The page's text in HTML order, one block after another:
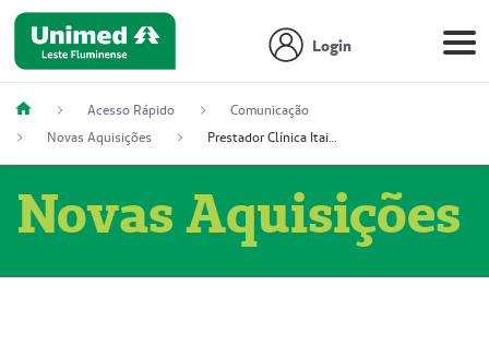
Login
Acesso Rápido
Comunicação
Novas Aquisições
Prestador Clínica Itaipú Ltda (51004348-2)
Novas Aquisições